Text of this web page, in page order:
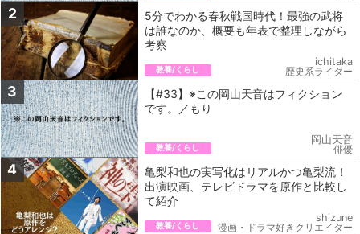
2
5分でわかる春秋戦国時代！最強の武将
は誰なのか、概要も年表で整理しながら
考察
教養/くらし
ichitaka
歴史系ライター
3
【#33】※この岡山天音はフィクション
です。／もり
教養/くらし
岡山天音
俳優
4
亀梨和也の実写化はリアルかつ亀梨流！
出演映画、テレビドラマを原作と比較し
て紹介
教養/くらし
shizune
漫画・ドラマ好きクリエイター